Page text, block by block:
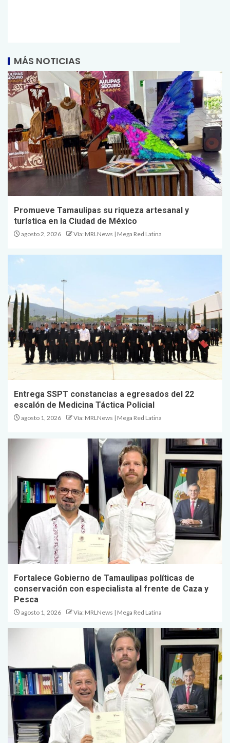
MÁS NOTICIAS
Promueve Tamaulipas su riqueza artesanal y
turística en la Ciudad de México
agosto 2, 2026 Vía: MRLNews | Mega Red Latina
Entrega SSPT constancias a egresados del 22
escalón de Medicina Táctica Policial
agosto 1, 2026 Vía: MRLNews | Mega Red Latina
Fortalece Gobierno de Tamaulipas políticas de
conservación con especialista al frente de Caza y
Pesca
agosto 1, 2026 Vía: MRLNews | Mega Red Latina